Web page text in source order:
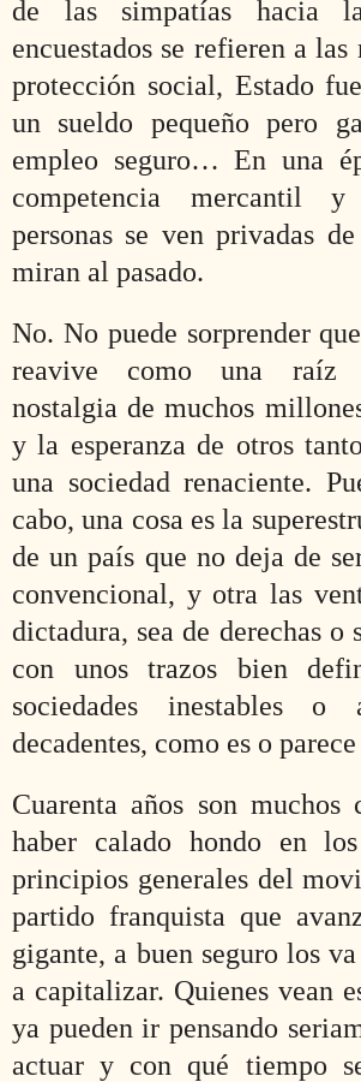
de las simpatías hacia
encuestados se refieren a las
protección social, Estado
un sueldo pequeño pero
empleo seguro… En una
competencia mercantil
personas se ven privadas
miran al pasado.
No. No puede sorprender
reavive como una raíz
nostalgia de muchos
y la esperanza de otros
una sociedad renaciente.
cabo, una cosa es la
de un país que no deja de
convencional, y otra las
dictadura, sea de derechas o
con unos trazos bien
sociedades inestables o
decadentes, como es o
Cuarenta años son muchos
haber calado hondo en
principios generales del
partido franquista que
gigante, a buen seguro los
a capitalizar. Quienes vean
ya pueden ir pensando
actuar y con qué tiempo